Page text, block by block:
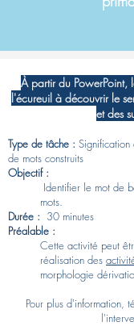
À partir du PowerPoint,
l'écureuil à découvrir le
et des
Type de tâche :
de mots construits
Objectif :
Identifier le mot de
mots. ​
Durée : 30 minutes
Préalable :
Cette activité peut
réalisation des
morphologie
Pour plus d'information,